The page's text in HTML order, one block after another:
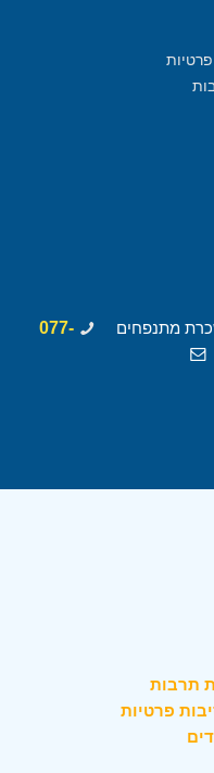
מתנפחים
077-
תרבות
פרטיות